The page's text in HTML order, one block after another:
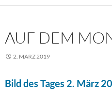
AUF DEM
2. MÄRZ 2019
Bild des Tages 2. März